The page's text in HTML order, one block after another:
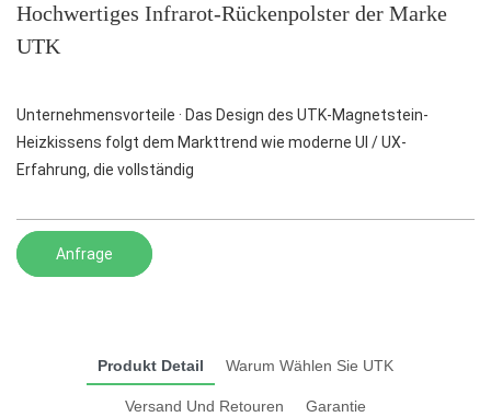
Hochwertiges Infrarot-Rückenpolster der Marke
UTK
Unternehmensvorteile · Das Design des UTK-Magnetstein-
Heizkissens folgt dem Markttrend wie moderne UI / UX-
Erfahrung, die vollständig
Anfrage
Produkt Detail Warum Wählen Sie UTK
Versand Und Retouren
Garantie